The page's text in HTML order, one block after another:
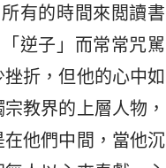
有的時間來閲讀書
逆子」而常常咒駡
折，但他的心中如
教界的上層人物，
他們中間，當他沉